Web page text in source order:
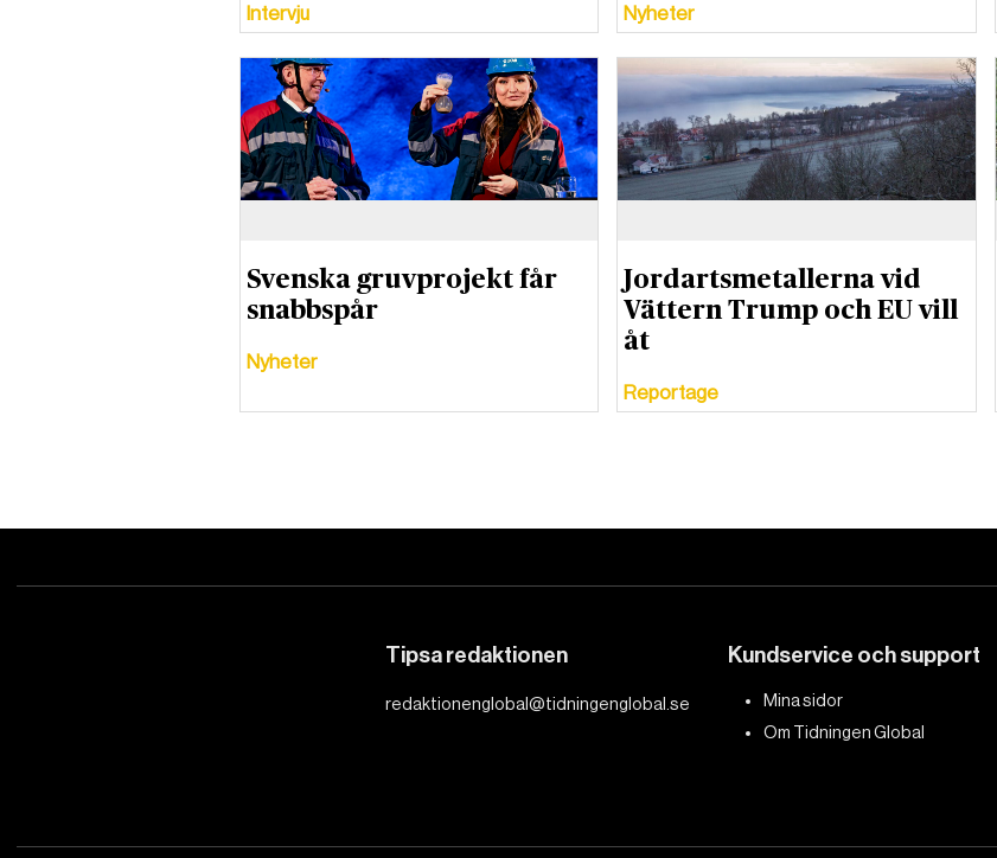
Intervju Nyheter
Svenska gruvprojekt får
snabbspår
Nyheter
Jordartsmetallerna vid
Vättern Trump och EU vill
åt
Reportage
Tipsa redaktionen
redaktionenglobal@tidningenglobal.se
Kundservice och support
Mina sidor
Om Tidningen Global